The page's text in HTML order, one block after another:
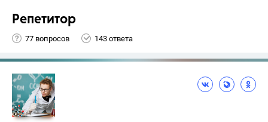
Репетитор
77 вопросов 143 ответа